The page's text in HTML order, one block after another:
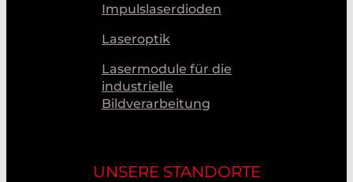
Impulslaserdioden
Laseroptik
Lasermodule für die
industrielle
Bildverarbeitung
UNSERE STANDORTE